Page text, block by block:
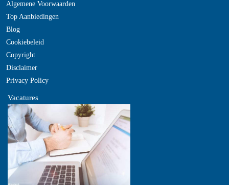
Algemene Voorwaarden
Top Aanbiedingen
Blog
Cookiebeleid
Copyright
Disclaimer
Privacy Policy
Vacatures